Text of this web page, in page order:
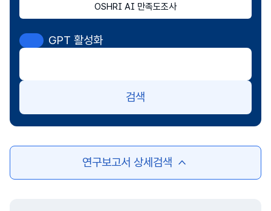
OSHRI AI 만족도조사
GPT 활성화
검색
연구보고서 상세검색
여